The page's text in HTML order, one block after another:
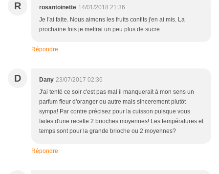
R rosantoinette 14/01/2018 21:36
Je l'ai faite. Nous aimons les fruits confits j'en ai mis. La
prochaine fois je mettrai un peu plus de sucre.
Répondre
D Dany 23/07/2017 02:36
J'ai tenté ce soir c'est pas mal il manquerait à mon sens un
parfum fleur d'oranger ou autre mais sincerement plutôt
sympa! Par contre précisez pour la cuisson puisque vous
faites d'une recette 2 brioches moyennes! Les températures et
temps sont pour la grande brioche ou 2 moyennes?
Répondre